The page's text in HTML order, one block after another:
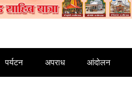
पर्यटन अपराध आंदोलन